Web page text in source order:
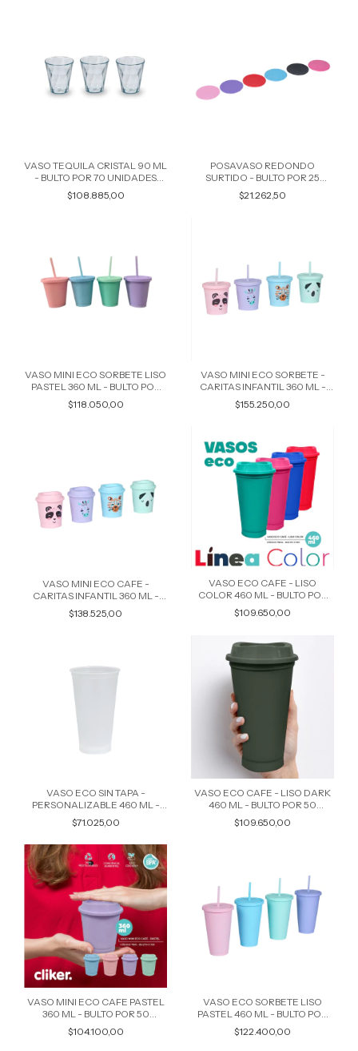
VASO TEQUILA CRISTAL 90 ML
- BULTO POR 70 UNIDADES
$108.885,00
POSAVASO REDONDO
SURTIDO - BULTO POR 25
UNIDADES COLORES
SURTIDOS 8033
$21.262,50
VASO MINI ECO SORBETE LISO
PASTEL 360 ML - BULTO POR
50 UNIDADES COLORES
SURTIDOS 7608
$118.050,00
VASO MINI ECO SORBETE -
CARITAS INFANTIL 360 ML -
BULTO POR 50 UNIDADES
COLORES SURTIDOS 7607
$155.250,00
VASO MINI ECO CAFE -
CARITAS INFANTIL 360 ML -
BULTO POR 50 UNIDADES
COLORES SURTIDOS 7606
$138.525,00
VASO ECO CAFE - LISO
COLOR 460 ML - BULTO POR
50 UNIDADES COLORES
SURTIDOS 7604
$109.650,00
VASO ECO SIN TAPA -
PERSONALIZABLE 460 ML -
BULTO POR 50 UNIDADES 7603
$71.025,00
VASO ECO CAFE - LISO DARK
460 ML - BULTO POR 50
UNIDADES COLORES
SURTIDOS 7602
$109.650,00
VASO MINI ECO CAFE PASTEL
360 ML - BULTO POR 50
UNIDADES COLORES
SURTIDOS 7601
$104.100,00
VASO ECO SORBETE LISO
PASTEL 460 ML - BULTO POR
50 UNIDADES COLORES
SURTIDOS 7599
$122.400,00